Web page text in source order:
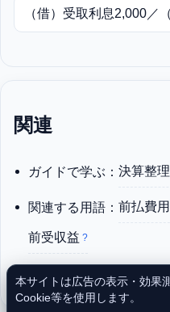
（借）受取利息2,000／
関連
ガイドで学ぶ： 決算整
関連する用語： 前払費用
前受収益
解いて定着： 第1問（仕
本サイトは広告の表示・効果
Cookie等を使用します。